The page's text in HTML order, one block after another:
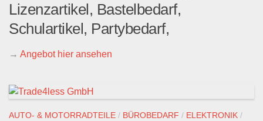
Lizenzartikel, Bastelbedarf,
Schulartikel, Partybedarf,
→ Angebot hier ansehen
AUTO- & MOTORRADTEILE / BÜROBEDARF / ELEKTRONIK /